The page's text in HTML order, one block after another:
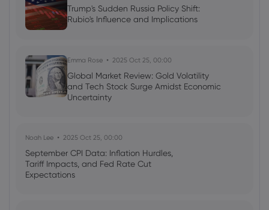
Short sellers triumph as Wirecard
collapses – but who’s next?
Trump's Sudden Russia Policy Shift:
Rubio's Influence and Implications
Emma Rose 2025 Oct 25, 00:00
Global Market Review: Gold Volatility
and Tech Stock Surge Amidst Economic
Uncertainty
Noah Lee 2025 Oct 25, 00:00
September CPI Data: Inflation Hurdles,
Tariff Impacts, and Fed Rate Cut
Expectations